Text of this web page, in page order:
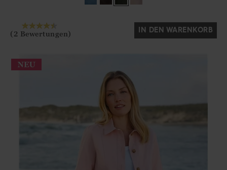
Ja Nein
(2 Bewertungen) IN DEN WARENKORB